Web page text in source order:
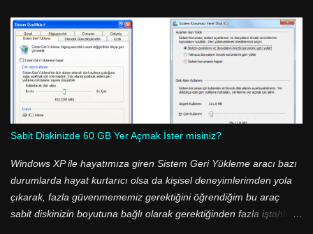
olmasına rağmen bir çok kişi bu ve bunun gibi basit işlemleri
yapamıyor. Daha doğrusu sorun Blogger şablonunun XML
olmasından kaynaklanıyor. Blogger şablonumuza baktığımızda
herşeyin sunucularda barındırılan bir değişkene atandığını
görüyoruz. Yani kimse şablununun kodları arasında "Yorum
Gönder" ibaresini göremez! Onun yerine, <data:...> etiketi ile
atanan değişkeni görür. Ancak değişken diyince akla garip garip
ifadeler gelmesin, Google bu işi yaparken değişkenlere verdiği
adlarda İngilizce anlamlarını verecek şekilde isimlendirme yapmış.
Burda bahsi geçen "Yorum Gö...
Sabit Diskinizde 60 GB Yer Açmak İster misiniz?
Windows XP ile hayatımıza giren Sistem Geri Yükleme aracı bazı
durumlarda hayat kurtarıcı olsa da kişisel deneyimlerimden yola
çıkarak, fazla güvenmememiz gerektiğini öğrendiğim bu araç
sabit diskinizin boyutuna bağlı olarak gerektiğinden fazla iştahlı